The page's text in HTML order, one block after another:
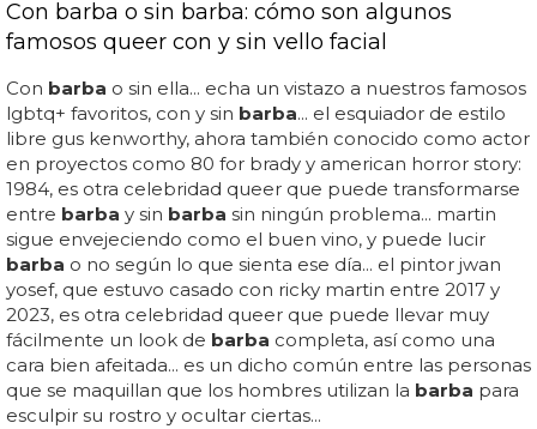
Con barba o sin barba: cómo son algunos
famosos queer con y sin vello facial
Con barba o sin ella... echa un vistazo a nuestros famosos
lgbtq+ favoritos, con y sin barba... el esquiador de estilo
libre gus kenworthy, ahora también conocido como actor
en proyectos como 80 for brady y american horror story:
1984, es otra celebridad queer que puede transformarse
entre barba y sin barba sin ningún problema... martin
sigue envejeciendo como el buen vino, y puede lucir
barba o no según lo que sienta ese día... el pintor jwan
yosef, que estuvo casado con ricky martin entre 2017 y
2023, es otra celebridad queer que puede llevar muy
fácilmente un look de barba completa, así como una
cara bien afeitada... es un dicho común entre las personas
que se maquillan que los hombres utilizan la barba para
esculpir su rostro y ocultar ciertas...